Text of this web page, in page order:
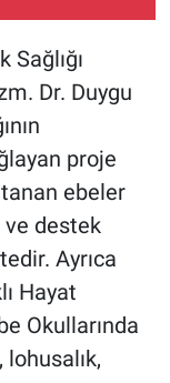
Dr. Duygu
proje
ebeler
ve destek
Ayrıca
Hayat
Okullarında